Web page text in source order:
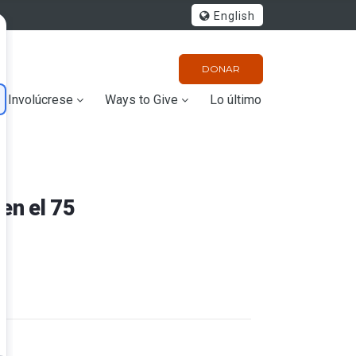
English
DONAR
Involúcrese Ways to Give Lo último
el 75